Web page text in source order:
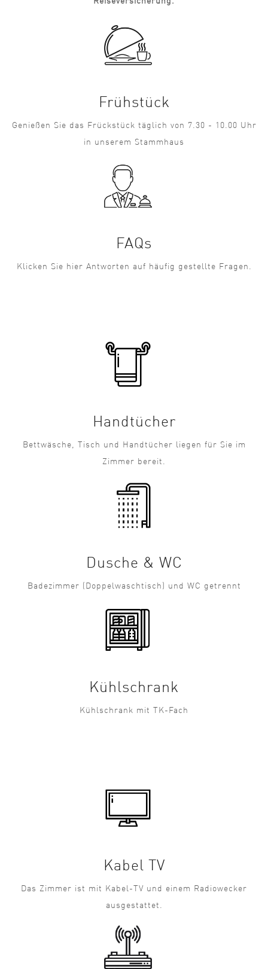
Frühstück
Genießen Sie das Frückstück täglich von 7.30 - 10.00 Uhr
in unserem Stammhaus
FAQs
Klicken Sie hier Antworten auf häufig gestellte Fragen.
Handtücher
Bettwäsche, Tisch und Handtücher liegen für Sie im
Zimmer bereit.
Dusche & WC
Badezimmer (Doppelwaschtisch) und WC getrennt
Kühlschrank
Kühlschrank mit TK-Fach
Kabel TV
Das Zimmer ist mit Kabel-TV und einem Radiowecker
ausgestattet.